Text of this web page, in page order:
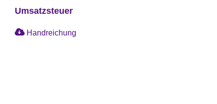
Umsatzsteuer
Handreichung